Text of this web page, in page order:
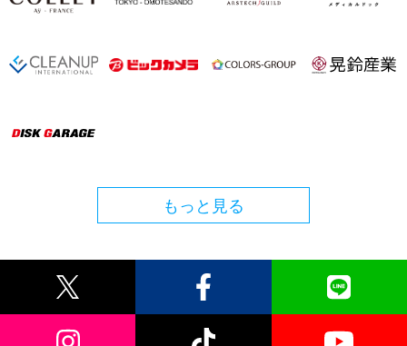
もっと見る